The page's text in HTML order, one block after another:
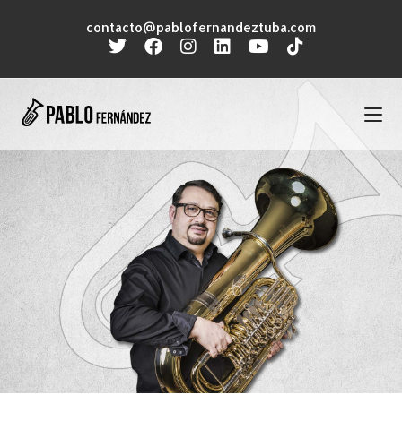
contacto@pablofernandeztuba.com